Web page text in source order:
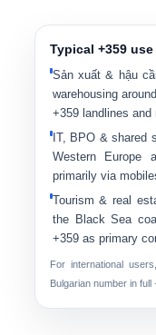
Typical +359
Sản xuất & hậu
warehousing
+359 landlines and
IT, BPO & shared
Western Europe
primarily via
Tourism & real
the Black Sea
+359 as primary
For international
Bulgarian number in full